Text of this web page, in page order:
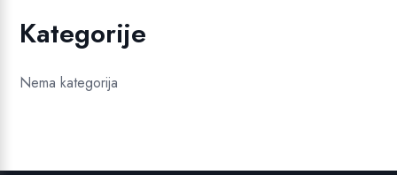
Kategorije
Nema kategorija